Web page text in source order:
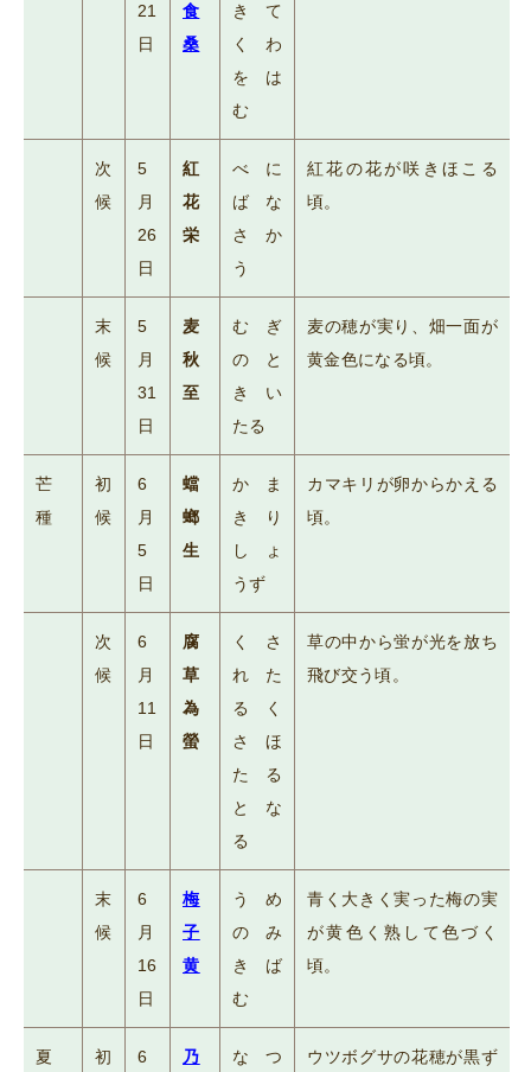
21
日
食
桑
きて
くわ
をは
む
次
候
5
月
26
日
紅
花
栄
べに
ばな
さか
う
紅花の花が咲きほこる
頃。
末
候
5
月
31
日
麦
秋
至
むぎ
のと
きい
たる
麦の穂が実り、畑一面が
黄金色になる頃。
芒
種
初
候
6
月
5
日
蟷
螂
生
かま
きり
しょ
うず
カマキリが卵からかえる
頃。
次
候
6
月
11
日
腐
草
為
螢
くさ
れた
るく
さほ
たる
とな
る
草の中から蛍が光を放ち
飛び交う頃。
末
候
6
月
16
日
梅
子
黄
うめ
のみ
きば
む
青く大きく実った梅の実
が黄色く熟して色づく
頃。
夏
初
6
乃
なつ
ウツボグサの花穂が黒ず